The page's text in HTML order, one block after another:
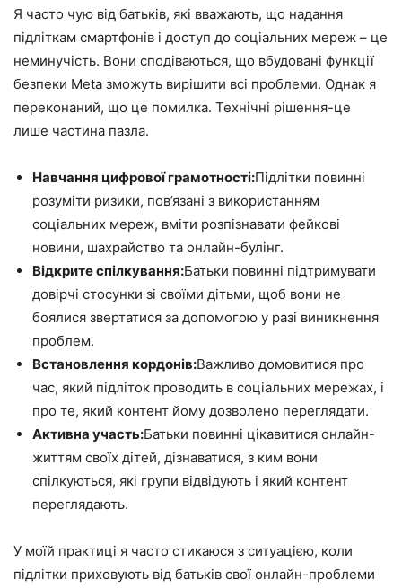
Я часто чую від батьків, які вважають, що надання
підліткам смартфонів і доступ до соціальних мереж – це
неминучість. Вони сподіваються, що вбудовані функції
безпеки Meta зможуть вирішити всі проблеми. Однак я
переконаний, що це помилка. Технічні рішення-це
лише частина пазла.
Навчання цифрової грамотності:Підлітки повинні
розуміти ризики, пов’язані з використанням
соціальних мереж, вміти розпізнавати фейкові
новини, шахрайство та онлайн-булінг.
Відкрите спілкування:Батьки повинні підтримувати
довірчі стосунки зі своїми дітьми, щоб вони не
боялися звертатися за допомогою у разі виникнення
проблем.
Встановлення кордонів:Важливо домовитися про
час, який підліток проводить в соціальних мережах, і
про те, який контент йому дозволено переглядати.
Активна участь:Батьки повинні цікавитися онлайн-
життям своїх дітей, дізнаватися, з ким вони
спілкуються, які групи відвідують і який контент
переглядають.
У моїй практиці я часто стикаюся з ситуацією, коли
підлітки приховують від батьків свої онлайн-проблеми